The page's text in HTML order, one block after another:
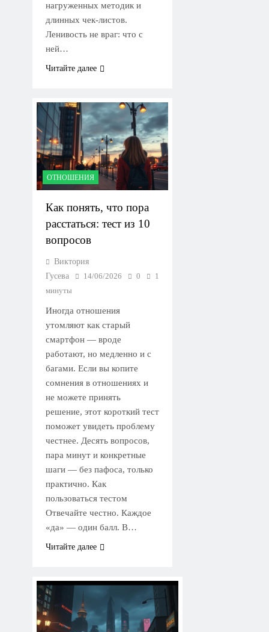
нагруженных методик и
длинных чек-листов.
Ленивость не враг: что с
ней…
Читайте далее
ОТНОШЕНИЯ
Как понять, что пора
расстаться: тест из 10
вопросов
Виктория
Гусева
14/06/2026 0
1
минуты
Иногда отношения
утомляют как старый
смартфон — вроде
работают, но медленно и с
багами. Если вы копите
сомнения в отношениях и
не можете принять
решение, этот короткий тест
поможет увидеть проблему
честнее. Десять вопросов,
пара минут и конкретные
шаги — без пафоса, только
практично. Как
пользоваться тестом
Отвечайте честно. Каждое
«да» — один балл. В…
Читайте далее